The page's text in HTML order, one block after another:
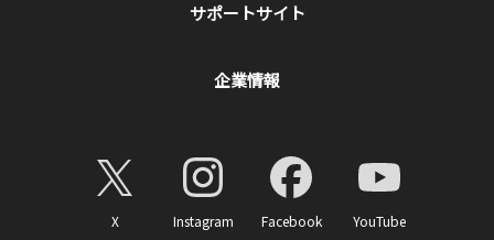
サポートサイト
企業情報
X Instagram Facebook YouTube